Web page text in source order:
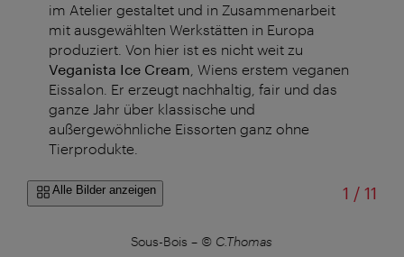
im Atelier gestaltet und in Zusammenarbeit
mit ausgewählten Werkstätten in Europa
produziert. Von hier ist es nicht weit zu
Veganista Ice Cream , Wiens erstem veganen
Eissalon. Er erzeugt nachhaltig, fair und das
ganze Jahr über klassische und
außergewöhnliche Eissorten ganz ohne
Tierprodukte.
Alle Bilder anzeigen 1 /von
11
Sous-Bois – © C.Thomas